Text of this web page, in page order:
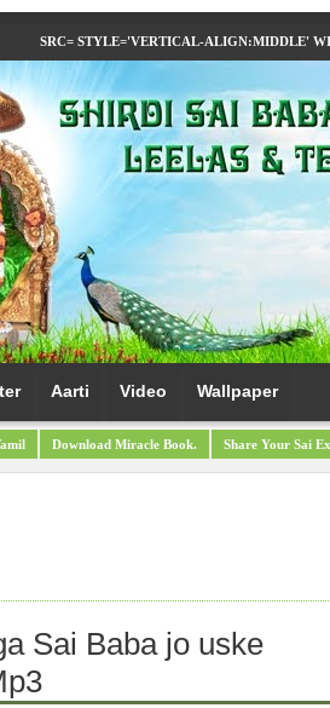
SRC= STYLE='VERTICAL-ALIGN:MIDDLE'
Aarti Video Wallpaper
Download Miracle Book. Share Your Sai
Sai Baba jo uske